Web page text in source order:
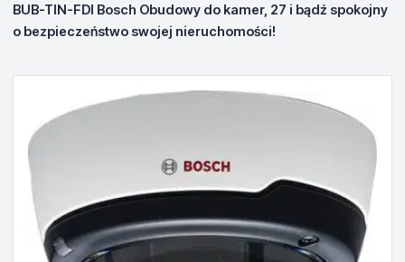
BUB-TIN-FDI Bosch Obudowy do kamer, 27 i bądź spokojny
o bezpieczeństwo swojej nieruchomości!